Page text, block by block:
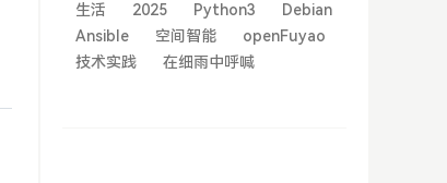
生活
2025 Python3
Debian
Ansible
空间智能
openFuyao
技术实践
在细雨中呼喊